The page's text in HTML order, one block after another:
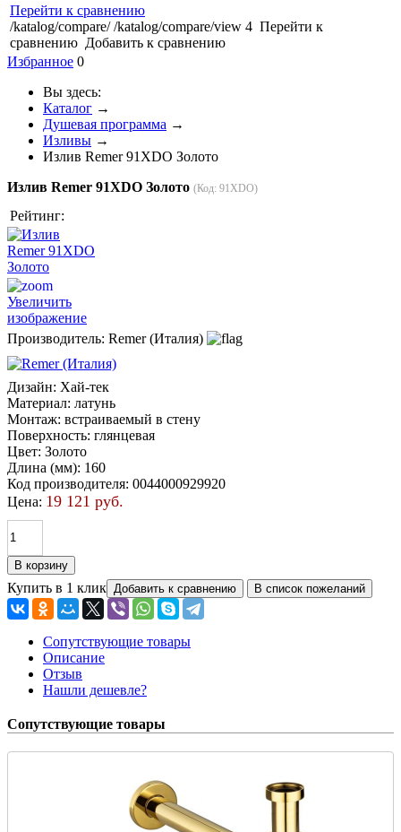
Перейти к сравнению
/katalog/compare/ /katalog/compare/view 4 Перейти к
сравнению Добавить к сравнению
Избранное 0
Вы здесь:
Каталог →
Душевая программа →
Изливы →
Излив Remer 91XDO Золото
Излив Remer 91XDO Золото (Код: 91XDO)
Рейтинг:
Увеличить
изображение
Производитель: Remer (Италия)
Дизайн: Хай-тек
Материал: латунь
Монтаж: встраиваемый в стену
Поверхность: глянцевая
Цвет: Золото
Длина (мм): 160
Код производителя: 0044000929920
Цена: 19 121 руб.
Купить в 1 клик
Сопутствующие товары
Описание
Отзыв
Нашли дешевле?
Сопутствующие товары